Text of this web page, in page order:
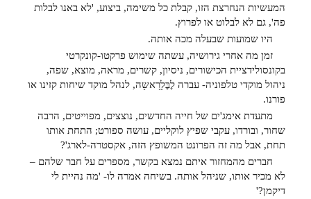
המעשיות הנחרצת הזו, קבלת כל משימה, ביצוע, 'לא באנו לבלות
פה', גם לא לבלוט או לפרוץ.
היו שמועות שבעלה מכה אותה.
זמן מה אחרי גירושיה, עשתה שימוש פרקטו-קונקרטי
בקונסולידציית הכישורים, ניסיון, קשרים, מראה, מוצא, שפה,
ניהול מוקדי טלפוניה- עברה לֶבֶּלָרָאשָה, לנהל מוקד שיחות קזינו או
פורנו.
מתעדת אימג'ים של חייה החדשים, נוצצים, מפוייטים, הרבה
שחור, ובורדו, עקבי שפיץ לוקליים, עושה ספורט; התחת אותו
תחת, אבל מה זה הפרונט המשופץ הזה, אקסטרה-לארג'?
חברים מהמחזור איתם נמצא בקשר, מספרים על חבר שלהם –
לא מכיר אותו, שניהל אותה. בשיחה אמרה לו- 'מה נהיית לי
דיקמן?'